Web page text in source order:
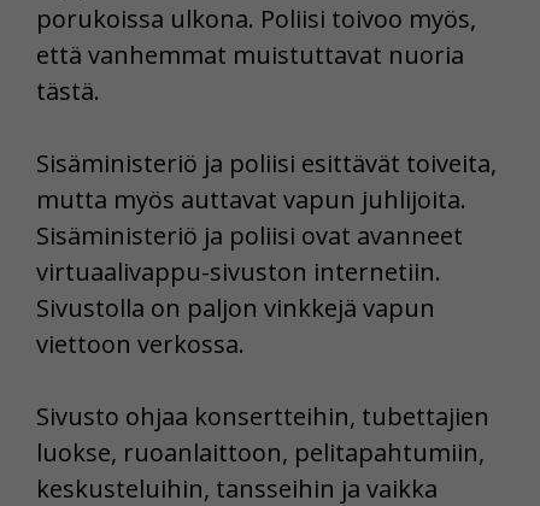
porukoissa ulkona. Poliisi toivoo myös,
että vanhemmat muistuttavat nuoria
tästä.
Sisäministeriö ja poliisi esittävät toiveita,
mutta myös auttavat vapun juhlijoita.
Sisäministeriö ja poliisi ovat avanneet
virtuaalivappu-sivuston internetiin.
Sivustolla on paljon vinkkejä vapun
viettoon verkossa.
Sivusto ohjaa konsertteihin, tubettajien
luokse, ruoanlaittoon, pelitapahtumiin,
keskusteluihin, tansseihin ja vaikka